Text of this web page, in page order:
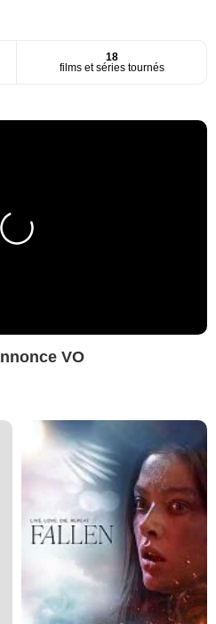
18
films et séries tournés
VO